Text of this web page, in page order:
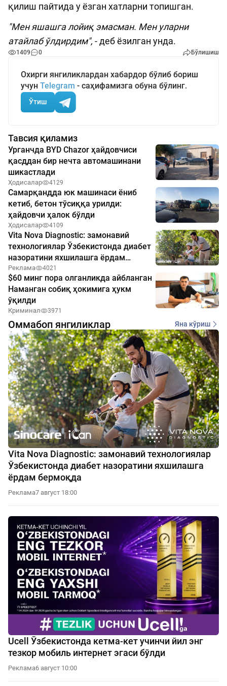
қилиш пайтида у ёзган хатларни топишган.
"Мен яшашга лойиқ эмасман. Мен уларни
атайлаб ўлдирдим", - деб ёзилган унда.
1409 0 Бўлишиш
Охирги янгиликлардан хабардор бўлиб бориш
учун Telegram - саҳифамизга обуна бўлинг.
Ўтиш
Тавсия қиламиз
Урганчда BYD Chazor ҳайдовчиси
қасддан бир нечта автомашинани
шикастлади
Ҳодисалар 4129
Самарқандда юк машинаси ёниб
кетиб, бетон тўсиққа урилди:
ҳайдовчи ҳалок бўлди
Ҳодисалар 4109
Vita Nova Diagnostic: замонавий
технологиялар Ўзбекистонда диабет
назоратини яхшилашга ёрдам
бермоқда
Реклама 4021
$60 минг пора олганликда айбланган
Наманган собиқ ҳокимига ҳукм
ўқилди
Криминал 3971
Оммабоп янгиликлар Яна кўриш
Vita Nova Diagnostic: замонавий технологиялар
Ўзбекистонда диабет назоратини яхшилашга
ёрдам бермоқда
Реклама7 август 18:00
Ucell Ўзбекистонда кетма-кет учинчи йил энг
тезкор мобиль интернет эгаси бўлди
Реклама6 август 10:00